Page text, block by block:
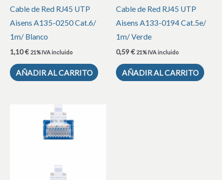
Cable de Red RJ45 UTP
Aisens A135-0250 Cat.6/
1m/ Blanco
1,10€ 21% IVA incluido
AÑADIR AL CARRITO
Cable de Red RJ45 UTP
Aisens A133-0194 Cat.5e/
1m/ Verde
0,59€ 21% IVA incluido
AÑADIR AL CARRITO